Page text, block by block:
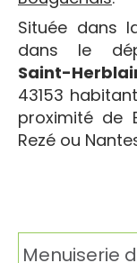
Située dans
dans le
Saint-
43153
proximité de
Rezé ou
Menuiserie